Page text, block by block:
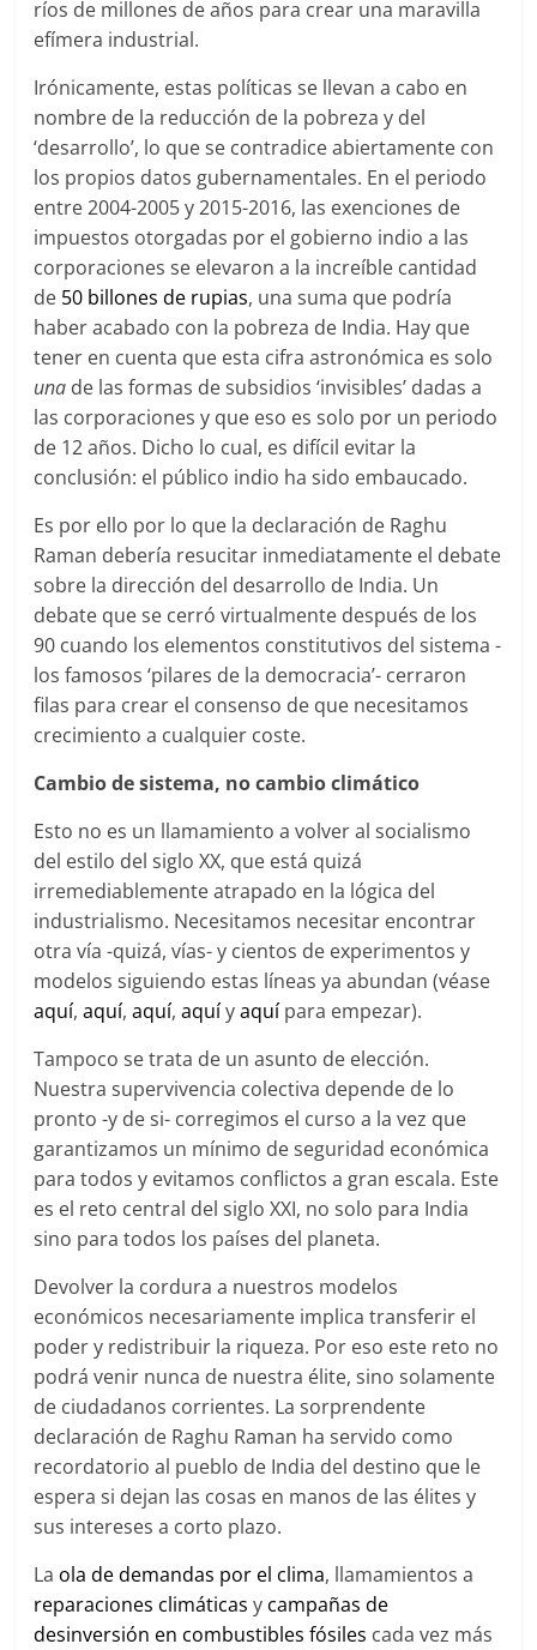
ríos de millones de años para crear una maravilla
efímera industrial.
Irónicamente, estas políticas se llevan a cabo en
nombre de la reducción de la pobreza y del
‘desarrollo’, lo que se contradice abiertamente con
los propios datos gubernamentales. En el periodo
entre 2004-2005 y 2015-2016, las exenciones de
impuestos otorgadas por el gobierno indio a las
corporaciones se elevaron a la increíble cantidad
de 50 billones de rupias, una suma que podría
haber acabado con la pobreza de India. Hay que
tener en cuenta que esta cifra astronómica es solo
una de las formas de subsidios ‘invisibles’ dadas a
las corporaciones y que eso es solo por un periodo
de 12 años. Dicho lo cual, es difícil evitar la
conclusión: el público indio ha sido embaucado.
Es por ello por lo que la declaración de Raghu
Raman debería resucitar inmediatamente el debate
sobre la dirección del desarrollo de India. Un
debate que se cerró virtualmente después de los
90 cuando los elementos constitutivos del sistema -
los famosos ‘pilares de la democracia’- cerraron
filas para crear el consenso de que necesitamos
crecimiento a cualquier coste.
Cambio de sistema, no cambio climático
Esto no es un llamamiento a volver al socialismo
del estilo del siglo XX, que está quizá
irremediablemente atrapado en la lógica del
industrialismo. Necesitamos necesitar encontrar
otra vía -quizá, vías- y cientos de experimentos y
modelos siguiendo estas líneas ya abundan (véase
aquí,aquí,aquí,aquíyaquípara empezar).
Tampoco se trata de un asunto de elección.
Nuestra supervivencia colectiva depende de lo
pronto -y de si- corregimos el curso a la vez que
garantizamos un mínimo de seguridad económica
para todos y evitamos conflictos a gran escala. Este
es el reto central del siglo XXI, no solo para India
sino para todos los países del planeta.
Devolver la cordura a nuestros modelos
económicos necesariamente implica transferir el
poder y redistribuir la riqueza. Por eso este reto no
podrá venir nunca de nuestra élite, sino solamente
de ciudadanos corrientes. La sorprendente
declaración de Raghu Raman ha servido como
recordatorio al pueblo de India del destino que le
espera si dejan las cosas en manos de las élites y
sus intereses a corto plazo.
La ola de demandas por el clima, llamamientos a
reparaciones climáticas y campañas de
desinversión en combustibles fósiles cada vez más